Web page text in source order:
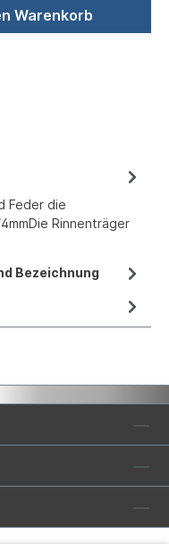
Warenkorb
Feder die
Rinnenträger
Bezeichnung